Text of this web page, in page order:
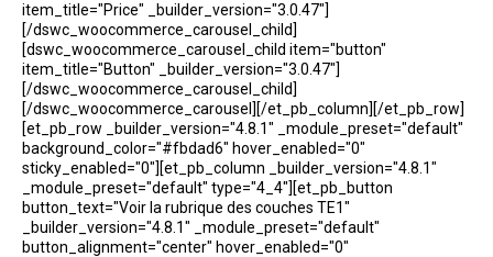
item_title="Price" _builder_version="3.0.47"]
[/dswc_woocommerce_carousel_child]
[dswc_woocommerce_carousel_child item="button"
item_title="Button" _builder_version="3.0.47"]
[/dswc_woocommerce_carousel_child]
[/dswc_woocommerce_carousel][/et_pb_column][/et_pb_row]
[et_pb_row _builder_version="4.8.1" _module_preset="default"
background_color="#fbdad6" hover_enabled="0"
sticky_enabled="0"][et_pb_column _builder_version="4.8.1"
_module_preset="default" type="4_4"][et_pb_button
button_text="Voir la rubrique des couches TE1"
_builder_version="4.8.1" _module_preset="default"
button_alignment="center" hover_enabled="0"